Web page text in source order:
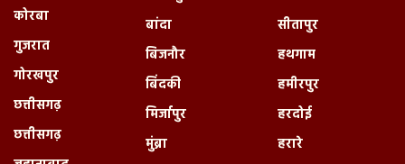
कोरबा
गुजरात
गोरखपुर
छत्तीसगढ़
छत्तीसगढ़
बांदा
बिजनौर
बिंदकी
मिर्जापुर
मुंब्रा
सीतापुर
हथगाम
हमीरपुर
हरदोई
हरारे